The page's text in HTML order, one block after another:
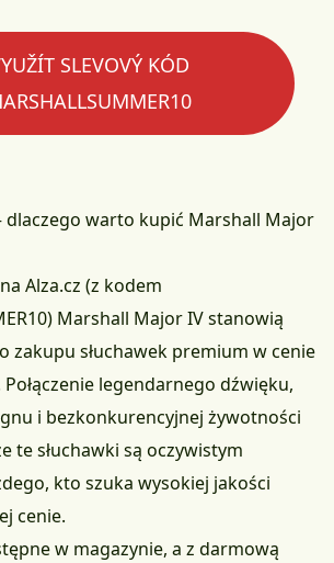
SLEVOVÝ KÓD
dlaczego warto kupić Marshall Major
na Alza.cz (z kodem
Marshall Major IV stanowią
zakupu słuchawek premium w cenie
Połączenie legendarnego dźwięku,
i bezkonkurencyjnej żywotności
te słuchawki są oczywistym
kto szuka wysokiej jakości
cenie.
w magazynie, a z darmową